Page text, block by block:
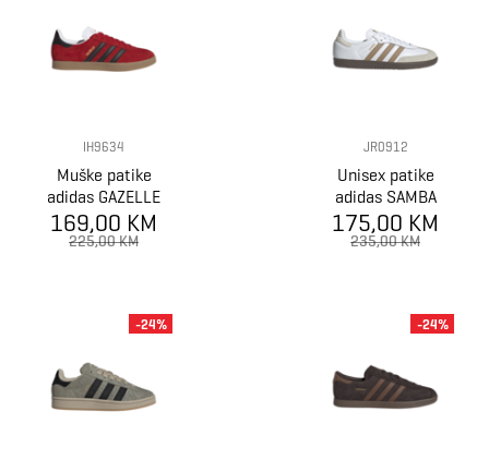
IH9634
Muške patike
adidas GAZELLE
169,00 KM
225,00 KM
JR0912
Unisex patike
adidas SAMBA
OG
175,00 KM
235,00 KM
-24% -24%